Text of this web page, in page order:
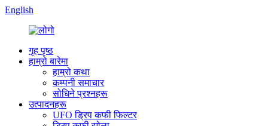
English
गृह पृष्ठ
हाम्रो बारेमा
हाम्रो कथा
कम्पनी समाचार
सोधिने प्रश्नहरू
उत्पादनहरू
UFO ड्रिप कफी फिल्टर